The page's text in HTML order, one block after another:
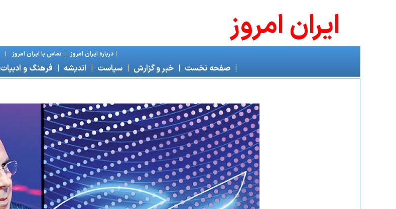
ايران امروز
|درباره ايران امروز | تماس با ايران امروز |
|صفحه نخست |خبر و گزارش |سياست | انديشه | فرهنگ و ادبيات